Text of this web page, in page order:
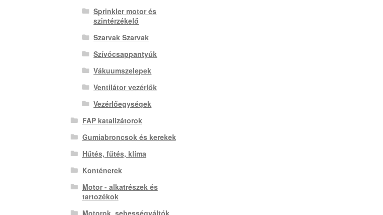
Sprinkler motor és
szintérzékelő
Szarvak Szarvak
Szívócsappantyúk
Vákuumszelepek
Ventilátor vezérlők
Vezérlőegységek
FAP katalizátorok
Gumiabroncsok és kerekek
Hűtés, fűtés, klíma
Konténerek
Motor - alkatrészek és
tartozékok
Motorok, sebességváltók